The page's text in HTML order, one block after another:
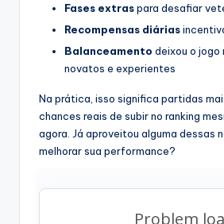
Fases extraspara desafiar
Recompensas diárias
Balanceamento deixou o jogo
novatos e experientes
Na prática, isso significa partidas
chances reais de subir no ranking
agora. Já aproveitou alguma dessas
melhorar sua performance?